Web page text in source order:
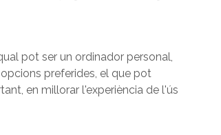
pot ser un ordinador personal,
preferides, el que pot
en millorar l'experiència de l'ús